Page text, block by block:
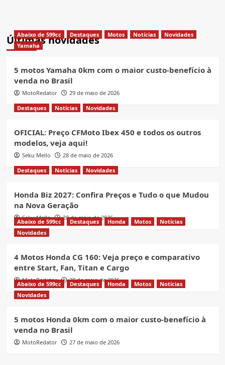
Últimas novidades
Abaixo de 599cc Destaques Motos Notícias
Novidades
Yamaha
5 motos Yamaha 0km com o maior custo-benefício à
venda no Brasil
MotoRedator
29 de maio de 2026
Destaques
Notícias Novidades
OFICIAL: Preço CFMoto Ibex 450 e todos os outros
modelos, veja aqui!
Seku Mello
28 de maio de 2026
Destaques
Notícias Novidades
Honda Biz 2027: Confira Preços e Tudo o que Mudou
na Nova Geração
Seku Mello 28 de maio de 2026
Abaixo de 599cc Destaques Honda Motos
Notícias
Novidades
4 Motos Honda CG 160: Veja preço e comparativo
entre Start, Fan, Titan e Cargo
MotoRedator 28 de maio de 2026
Abaixo de 599cc Destaques Honda Motos
Notícias
Novidades
5 motos Honda 0km com o maior custo-benefício à
venda no Brasil
MotoRedator 27 de maio de 2026